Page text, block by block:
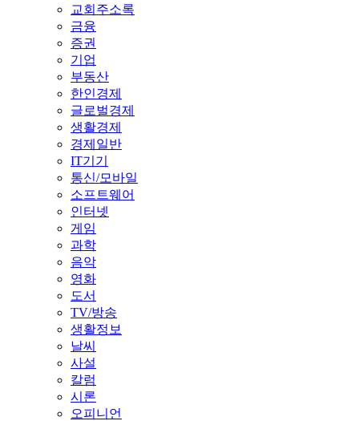
교회주소록
금융
증권
기업
부동산
한인경제
글로벌경제
생활경제
경제일반
IT기기
통신/모바일
소프트웨어
인터넷
게임
과학
음악
영화
도서
TV/방송
생활정보
날씨
사설
칼럼
시론
오피니언